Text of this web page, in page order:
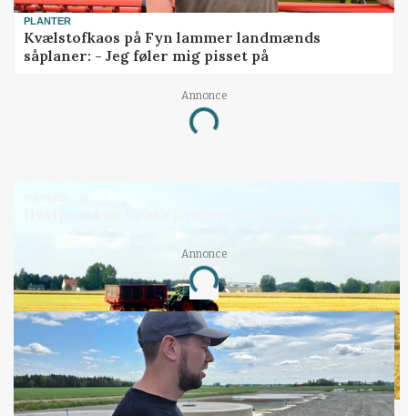
PLANTER
Kvælstofkaos på Fyn lammer landmænds
såplaner: - Jeg føler mig pisset på
Annonce
Loading...
Annonce
Loading...